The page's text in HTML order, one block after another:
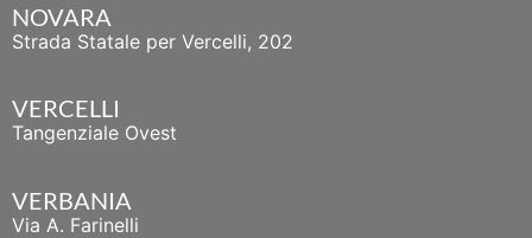
NOVARA
Strada Statale per Vercelli, 202
VERCELLI
Tangenziale Ovest
VERBANIA
Via A. Farinelli